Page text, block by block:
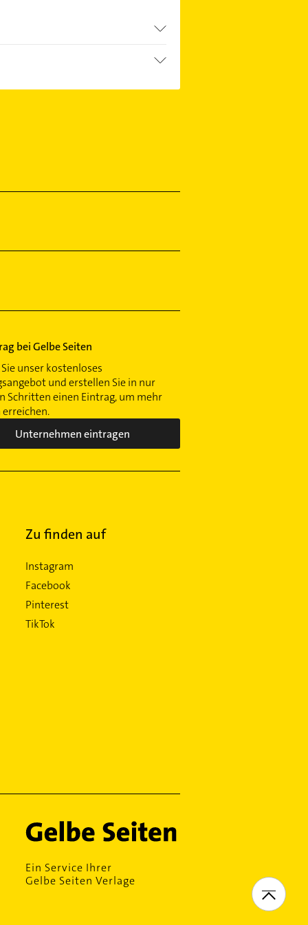
bei Gelbe Seiten
unser kostenloses
und erstellen Sie in nur
Schritten einen Eintrag, um mehr
erreichen.
Unternehmen eintragen
Zu finden auf
Instagram
Facebook
Pinterest
TikTok
Ein Service Ihrer
Gelbe Seiten Verlage